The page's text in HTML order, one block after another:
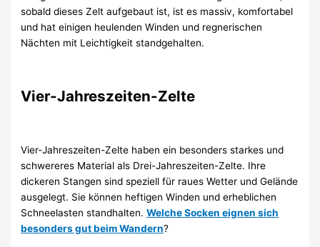
sobald dieses Zelt aufgebaut ist, ist es massiv, komfortabel
und hat einigen heulenden Winden und regnerischen
Nächten mit Leichtigkeit standgehalten.
Vier-Jahreszeiten-Zelte
Vier-Jahreszeiten-Zelte haben ein besonders starkes und
schwereres Material als Drei-Jahreszeiten-Zelte. Ihre
dickeren Stangen sind speziell für raues Wetter und Gelände
ausgelegt. Sie können heftigen Winden und erheblichen
Schneelasten standhalten.Welche Socken eignen sich
besonders gut beim Wandern?